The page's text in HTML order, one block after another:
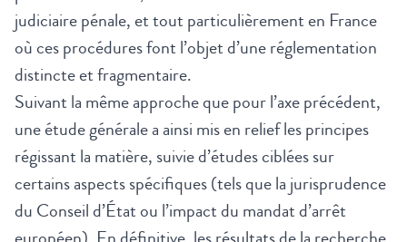
judiciaire pénale, et tout particulièrement en France
où ces procédures font l’objet d’une réglementation
distincte et fragmentaire.
Suivant la même approche que pour l’axe précédent,
une étude générale a ainsi mis en relief les principes
régissant la matière, suivie d’études ciblées sur
certains aspects spécifiques (tels que la jurisprudence
du Conseil d’État ou l’impact du mandat d’arrêt